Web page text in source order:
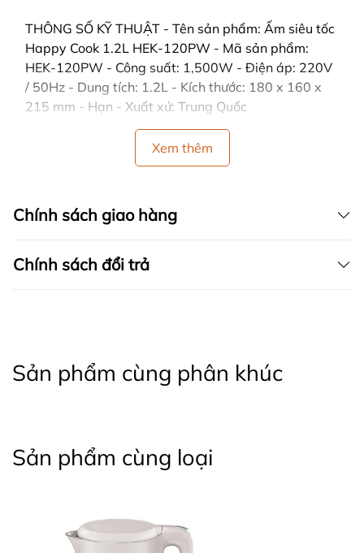
THÔNG SỐ KỸ THUẬT - Tên sản phẩm: Ấm siêu tốc
Happy Cook 1.2L HEK-120PW - Mã sản phẩm:
HEK-120PW - Công suất: 1,500W - Điện áp: 220V
/ 50Hz - Dung tích: 1.2L - Kích thước: 180 x 160 x
215 mm - Hạn - Xuất xứ: Trung Quốc
Xem thêm
Chính sách giao hàng
Chính sách đổi trả
Sản phẩm cùng phân khúc
Sản phẩm cùng loại